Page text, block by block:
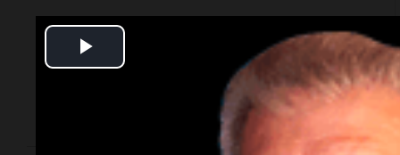
Establece un marco para el cumplimiento de las
obligaciones estipuladas en la Declaración de
Impacto Ambiental (DIA), aporta estabilidad al
régimen de regalías y refuerza las condiciones para
el desarrollo del emprendimiento.